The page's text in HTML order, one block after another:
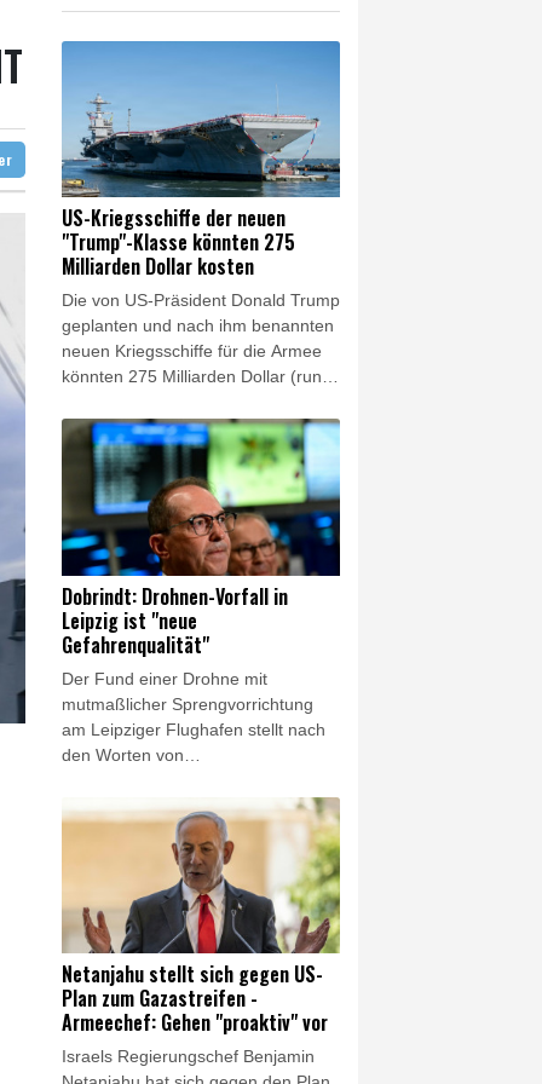
US-Kriegsschiffe der neuen
"Trump"-Klasse könnten 275
Milliarden Dollar kosten
Die von US-Präsident Donald Trump
geplanten und nach ihm benannten
neuen Kriegsschiffe für die Armee
könnten 275 Milliarden Dollar (rund
teilte die Behörde CBO am Mittwoch
mit, die den US-Kongress in
Haushalts- und Wirtschaftsfragen
berät. Die Schiffe der "Trump"-
Klasse wären somit die teuersten
US-Kriegsschiffe aller Zeiten.
Dobrindt: Drohnen-Vorfall in
Leipzig ist "neue
Gefahrenqualität"
Der Fund einer Drohne mit
mutmaßlicher Sprengvorrichtung
am Leipziger Flughafen stellt nach
den Worten von
Dobrindt (CSU) "eine neue
Gefahrenqualität" dar. Es sei seine
Einschätzung, "dass wir es hier mit
einem hybriden Anschlagsszenario
zu tun haben", sagte Dobrindt am
Mittwochabend am Flughafen
Leipzig/Halle. Dass eine Drohne
"bewaffnet mit Sprengstoff sich hier
auf einem Flughafengelände
befindet, das ist ein neues
Bedrohungsszenario".
Netanjahu stellt sich gegen US-
Plan zum Gazastreifen -
Armeechef: Gehen "proaktiv" vor
Israels Regierungschef Benjamin